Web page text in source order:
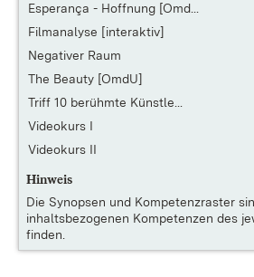
Esperança - Hoffnung [Omd...
Filmanalyse [interaktiv]
Negativer Raum
The Beauty [OmdU]
Triff 10 berühmte Künstle...
Videokurs I
Videokurs II
Hinweis
Die Synopsen und Kompetenzraster
inhaltsbezogenen Kompetenzen des
finden.